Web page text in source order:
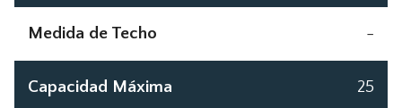
Medida de Techo -
Capacidad Máxima 25